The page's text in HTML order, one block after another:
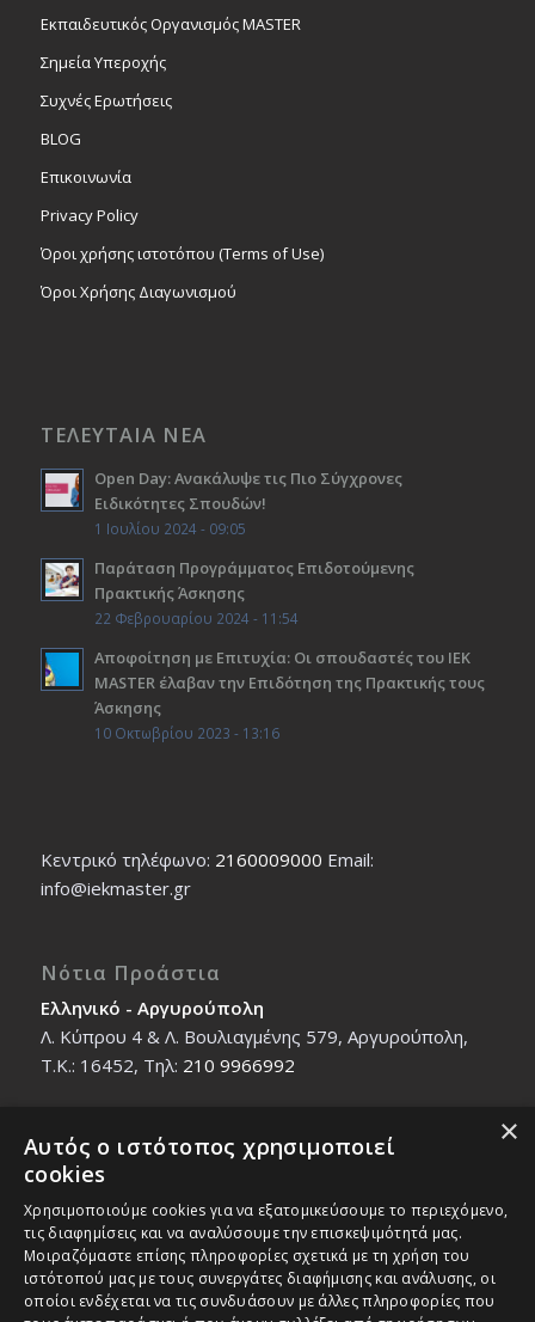
Εκπαιδευτικός Οργανισμός MASTER
Σημεία Υπεροχής
Συχνές Ερωτήσεις
BLOG
Επικοινωνία
Privacy Policy
Όροι χρήσης ιστοτόπου (Terms of Use)
Όροι Χρήσης Διαγωνισμού
ΤΕΛΕΥΤΑΙΑ ΝΕΑ
Open Day: Ανακάλυψε τις Πιο Σύγχρονες
Ειδικότητες Σπουδών!
1 Ιουλίου 2024 - 09:05
Παράταση Προγράμματος Επιδοτούμενης
Πρακτικής Άσκησης
22 Φεβρουαρίου 2024 - 11:54
Αποφοίτηση με Επιτυχία: Οι σπουδαστές του ΙΕΚ
ΜΑSTER έλαβαν την Επιδότηση της Πρακτικής τους
Άσκησης
10 Οκτωβρίου 2023 - 13:16
Κεντρικό τηλέφωνο: 2160009000 Εmail:
info@iekmaster.gr
Νότια Προάστια
Ελληνικό - Αργυρούπολη
Λ. Κύπρου 4 & Λ. Βουλιαγμένης 579, Αργυρούπολη,
T.K.: 16452, Τηλ: 210 9966992
Βόρεια Προάστια
Νέο Ηράκλειο - Μαρούσι
Ζαλοκώστα 18 & Εμμανουήλ Παπαδάκη 12, T.K.:
14121, Τηλ:210 2712588
×
Αυτός ο ιστότοπος χρησιμοποιεί
cookies
Χρησιμοποιούμε cookies για να εξατομικεύσουμε το περιεχόμενο,
τις διαφημίσεις και να αναλύσουμε την επισκεψιμότητά μας.
Μοιραζόμαστε επίσης πληροφορίες σχετικά με τη χρήση του
ιστότοπού μας με τους συνεργάτες διαφήμισης και ανάλυσης, οι
οποίοι ενδέχεται να τις συνδυάσουν με άλλες πληροφορίες που